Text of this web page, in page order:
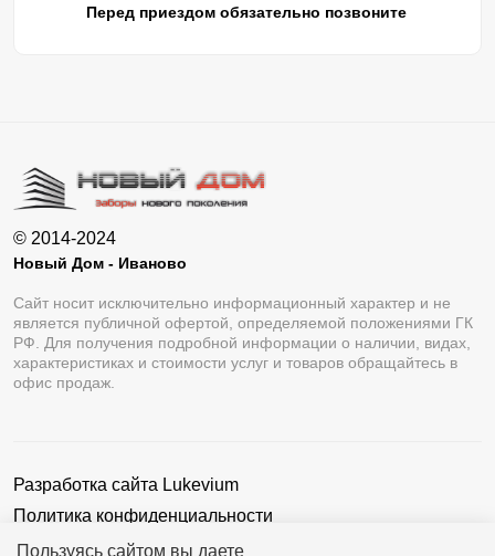
Пользуясь сайтом вы даете
Перед приездом обязательно позвоните
© 2014-2024
Новый Дом - Иваново
Сайт носит исключительно информационный характер и не
является публичной офертой, определяемой положениями ГК
РФ. Для получения подробной информации о наличии, видах,
характеристиках и стоимости услуг и товаров обращайтесь в
офис продаж.
Разработка сайта Lukevium
Политика конфиденциальности
Пользовательское соглашение